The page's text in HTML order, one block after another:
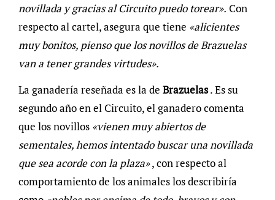
novillada y gracias al Circuito puedo torear». Con
respecto al cartel, asegura que tiene «alicientes
muy bonitos, pienso que los novillos de Brazuelas
van a tener grandes virtudes».
La ganadería reseñada es la de Brazuelas. Es su
segundo año en el Circuito, el ganadero comenta
que los novillos «vienen muy abiertos de
sementales, hemos intentado buscar una novillada
que sea acorde con la plaza», con respecto al
comportamiento de los animales los describiría